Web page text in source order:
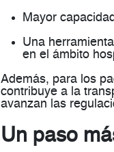
Mayor
Una
en el ámbito
Además, para los
contribuye a la
avanzan las
Un paso